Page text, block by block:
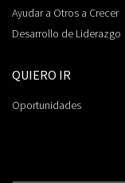
Ayudar a Otros a Crecer
Desarrollo de Liderazgo
QUIERO IR
Oportunidades